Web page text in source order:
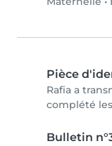
Pièce
Rafia a
complété
Bulletin